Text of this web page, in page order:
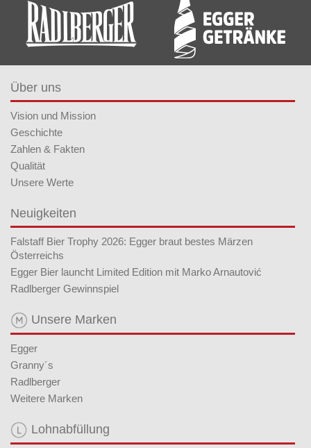
Über uns
Vision und Mission
Geschichte
Zahlen & Fakten
Qualität
Unsere Werte
Neuigkeiten
Falstaff Bier Trophy 2026: Egger braut bestes Märzen
Österreichs
Egger Bier launcht Limited Edition mit Marko Arnautović
Radlberger Gewinnspiel
Unsere Marken
Egger
Granny´s
Radlberger
Weitere Marken
Lohnabfüllung